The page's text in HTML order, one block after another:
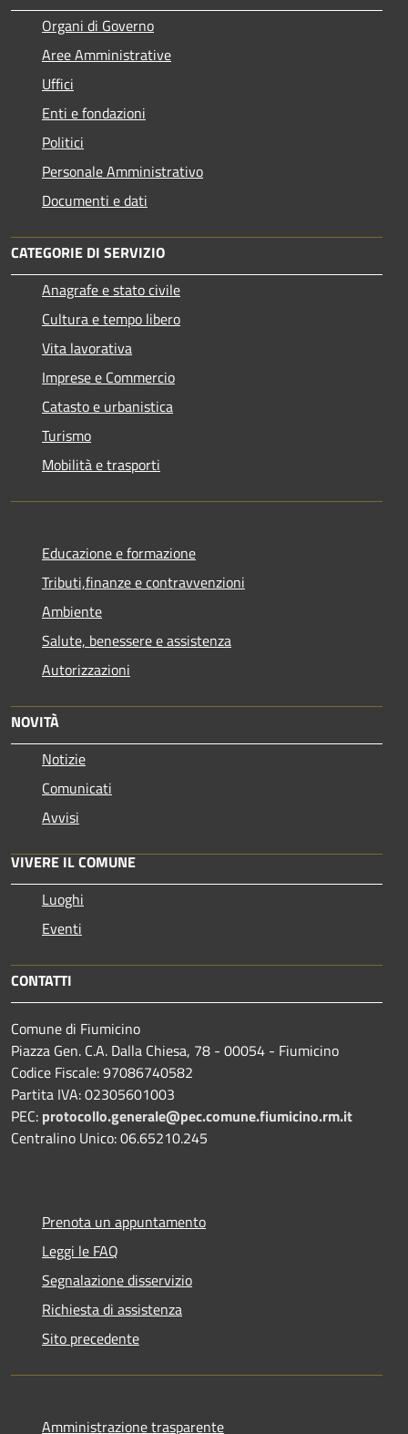
Organi di Governo
Aree Amministrative
Uffici
Enti e fondazioni
Politici
Personale Amministrativo
Documenti e dati
CATEGORIE DI SERVIZIO
Anagrafe e stato civile
Cultura e tempo libero
Vita lavorativa
Imprese e Commercio
Catasto e urbanistica
Turismo
Mobilità e trasporti
Educazione e formazione
Tributi,finanze e contravvenzioni
Ambiente
Salute, benessere e assistenza
Autorizzazioni
NOVITÀ
Notizie
Comunicati
Avvisi
VIVERE IL COMUNE
Luoghi
Eventi
CONTATTI
Comune di Fiumicino
Piazza Gen. C.A. Dalla Chiesa, 78 - 00054 - Fiumicino
Codice Fiscale: 97086740582
Partita IVA: 02305601003
PEC: protocollo.generale@pec.comune.fiumicino.rm.it
Centralino Unico: 06.65210.245
Prenota un appuntamento
Leggi le FAQ
Segnalazione disservizio
Richiesta di assistenza
Sito precedente
Amministrazione trasparente